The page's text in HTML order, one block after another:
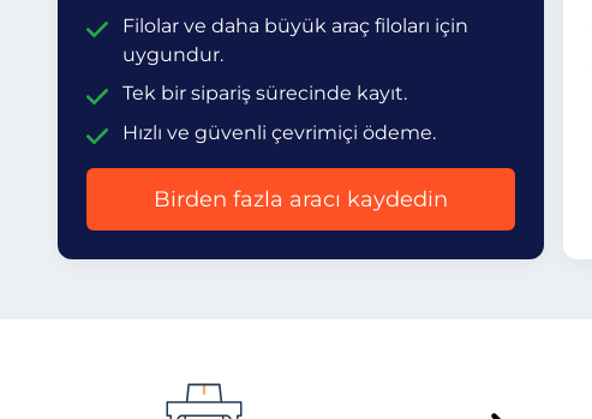
Filolar ve daha büyük araç filoları için
uygundur.
Tek bir sipariş sürecinde kayıt.
Hızlı ve güvenli çevrimiçi ödeme.
Birden fazla aracı kaydedin